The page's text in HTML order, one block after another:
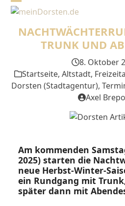
Skip
content
Open
mobile
Close
mobile
TRUNK UND
8. Oktober
Startseite, Altstadt,
Dorsten (Stadtagentur),
Axel
Am kommenden
2025) starten die
neue Herbst-Winter-
ein Rundgang mit
später dann mit